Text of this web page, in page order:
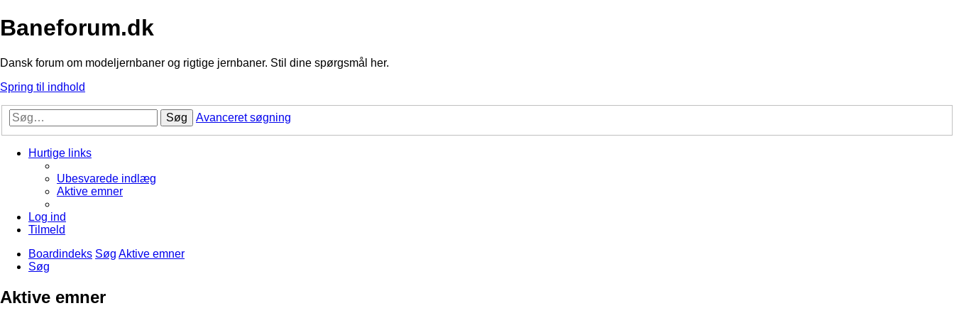
Baneforum.dk
Dansk forum om modeljernbaner og rigtige jernbaner. Stil dine spørgsmål her.
Spring til indhold
Søg Avanceret søgning
Hurtige links
Ubesvarede indlæg
Aktive emner
Log ind
Tilmeld
Boardindeks Søg Aktive emner
Søg
Aktive emner